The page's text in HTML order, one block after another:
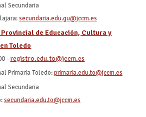
Secundaria
secundaria.edu.gu@jccm.es
de Educación, Cultura y
Toledo
–registro.edu.to@jccm.es
Primaria Toledo:primaria.edu.to@jccm.es
Secundaria
secundaria.edu.to@jccm.es